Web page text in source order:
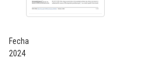
Fecha
2024